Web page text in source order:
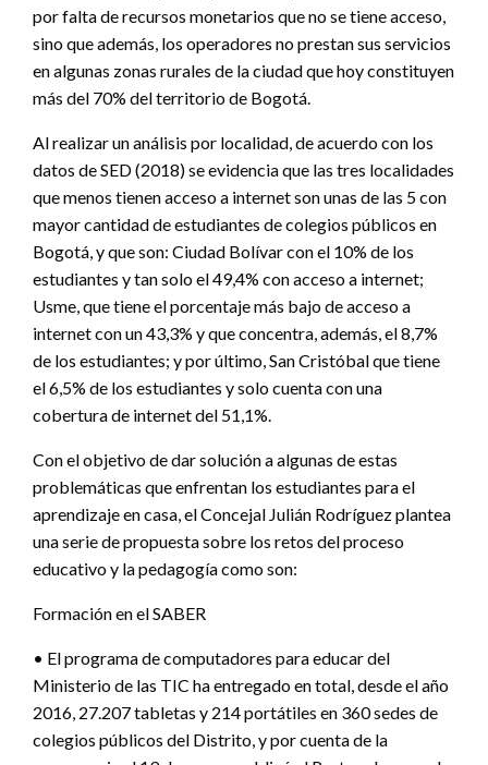
por falta de recursos monetarios que no se tiene acceso,
sino que además, los operadores no prestan sus servicios
en algunas zonas rurales de la ciudad que hoy constituyen
más del 70% del territorio de Bogotá.
Al realizar un análisis por localidad, de acuerdo con los
datos de SED (2018) se evidencia que las tres localidades
que menos tienen acceso a internet son unas de las 5 con
mayor cantidad de estudiantes de colegios públicos en
Bogotá, y que son: Ciudad Bolívar con el 10% de los
estudiantes y tan solo el 49,4% con acceso a internet;
Usme, que tiene el porcentaje más bajo de acceso a
internet con un 43,3% y que concentra, además, el 8,7%
de los estudiantes; y por último, San Cristóbal que tiene
el 6,5% de los estudiantes y solo cuenta con una
cobertura de internet del 51,1%.
Con el objetivo de dar solución a algunas de estas
problemáticas que enfrentan los estudiantes para el
aprendizaje en casa, el Concejal Julián Rodríguez plantea
una serie de propuesta sobre los retos del proceso
educativo y la pedagogía como son:
Formación en el SABER
• El programa de computadores para educar del
Ministerio de las TIC ha entregado en total, desde el año
2016, 27.207 tabletas y 214 portátiles en 360 sedes de
colegios públicos del Distrito, y por cuenta de la